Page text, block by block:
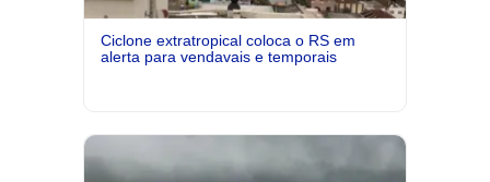
Ciclone extratropical coloca o RS em
alerta para vendavais e temporais